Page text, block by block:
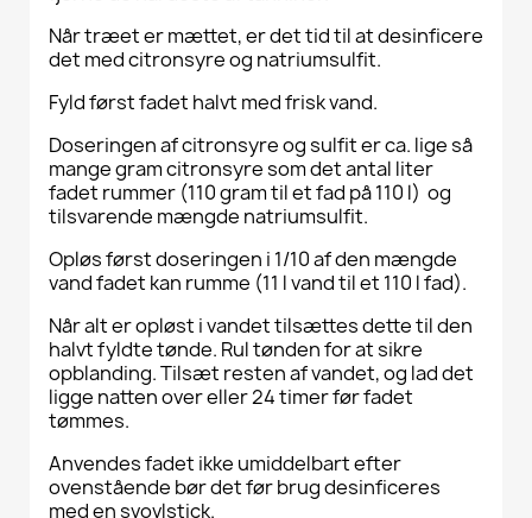
Når træet er mættet, er det tid til at desinficere
det med citronsyre og natriumsulfit.
Fyld først fadet halvt med frisk vand.
Doseringen af citronsyre og sulfit er ca. lige så
mange gram citronsyre som det antal liter
fadet rummer (110 gram til et fad på 110 l) og
tilsvarende mængde natriumsulfit.
Opløs først doseringen i 1/10 af den mængde
vand fadet kan rumme (11 l vand til et 110 l fad).
Når alt er opløst i vandet tilsættes dette til den
halvt fyldte tønde. Rul tønden for at sikre
opblanding. Tilsæt resten af ​​vandet, og lad det
ligge natten over eller 24 timer før fadet
tømmes.
Anvendes fadet ikke umiddelbart efter
ovenstående bør det før brug desinficeres
med en svovlstick.